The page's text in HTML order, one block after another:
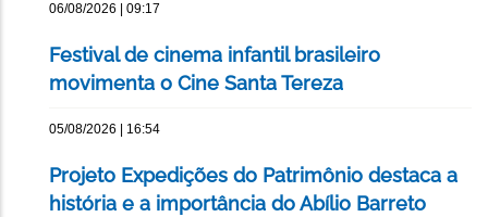
06/08/2026 | 09:17
Festival de cinema infantil brasileiro
movimenta o Cine Santa Tereza
05/08/2026 | 16:54
Projeto Expedições do Patrimônio destaca a
história e a importância do Abílio Barreto